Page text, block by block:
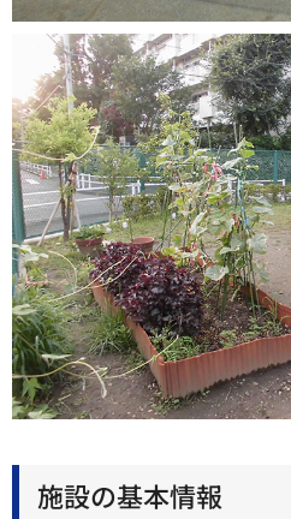
施設の基本情報